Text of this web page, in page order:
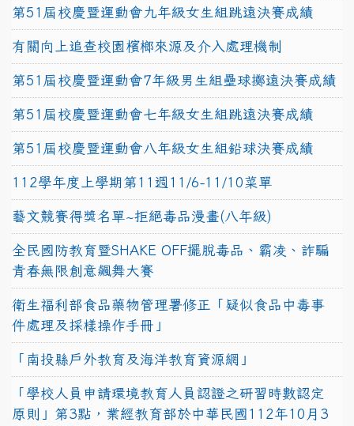
第51屆校慶暨運動會九年級女生組跳遠決賽成績
有關向上追查校園檳榔來源及介入處理機制
第51屆校慶暨運動會7年級男生組壘球擲遠決賽成績
第51屆校慶暨運動會七年級女生組跳遠決賽成績
第51屆校慶暨運動會八年級女生組鉛球決賽成績
112學年度上學期第11週11/6-11/10菜單
藝文競賽得獎名單~拒絕毒品漫畫(八年級)
全民國防教育暨SHAKE OFF擺脫毒品、霸凌、詐騙
青春無限創意飆舞大賽
衛生福利部食品藥物管理署修正「疑似食品中毒事
件處理及採樣操作手冊」
「南投縣戶外教育及海洋教育資源網」
「學校人員申請環境教育人員認證之研習時數認定
原則」第3點，業經教育部於中華民國112年10月3